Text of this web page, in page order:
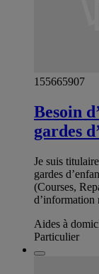
155665907
Besoin
gardes
Je suis
gardes
(Courses,
d’information
Aides à
Particulier